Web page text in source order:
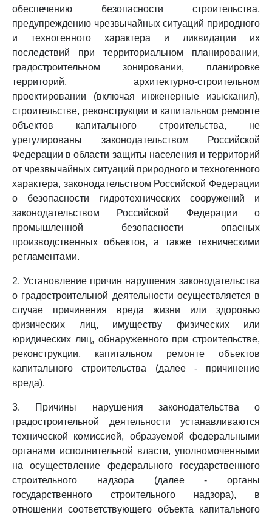
обеспечению безопасности строительства,
предупреждению чрезвычайных ситуаций природного
и техногенного характера и ликвидации их
последствий при территориальном планировании,
градостроительном зонировании, планировке
территорий, архитектурно-строительном
проектировании (включая инженерные изыскания),
строительстве, реконструкции и капитальном ремонте
объектов капитального строительства, не
урегулированы законодательством Российской
Федерации в области защиты населения и территорий
от чрезвычайных ситуаций природного и техногенного
характера, законодательством Российской Федерации
о безопасности гидротехнических сооружений и
законодательством Российской Федерации о
промышленной безопасности опасных
производственных объектов, а также техническими
регламентами.
2. Установление причин нарушения законодательства
о градостроительной деятельности осуществляется в
случае причинения вреда жизни или здоровью
физических лиц, имуществу физических или
юридических лиц, обнаруженного при строительстве,
реконструкции, капитальном ремонте объектов
капитального строительства (далее - причинение
вреда).
3. Причины нарушения законодательства о
градостроительной деятельности устанавливаются
технической комиссией, образуемой федеральными
органами исполнительной власти, уполномоченными
на осуществление федерального государственного
строительного надзора (далее - органы
государственного строительного надзора), в
отношении соответствующего объекта капитального